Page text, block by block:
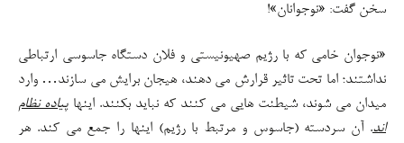
سخن گفت: «نوجوانان»!
«نوجوان خامی که با رژیم صهیونیستی و فلان دستگاه جاسوسی ارتباطی
نداشتند؛ اما تحت تاثیر قرارش می دهند، هیجان برایش می سازند… وارد
میدان می شوند، شیطنت هایی می کنند که نباید بکنند. اینها پیاده نظام
اند. آن سردسته (جاسوس و مرتبط با رژیم) اینها را جمع می کند. هر